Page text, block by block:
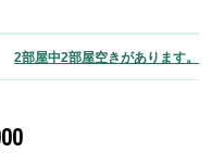
2部屋中2部屋空きがあります。